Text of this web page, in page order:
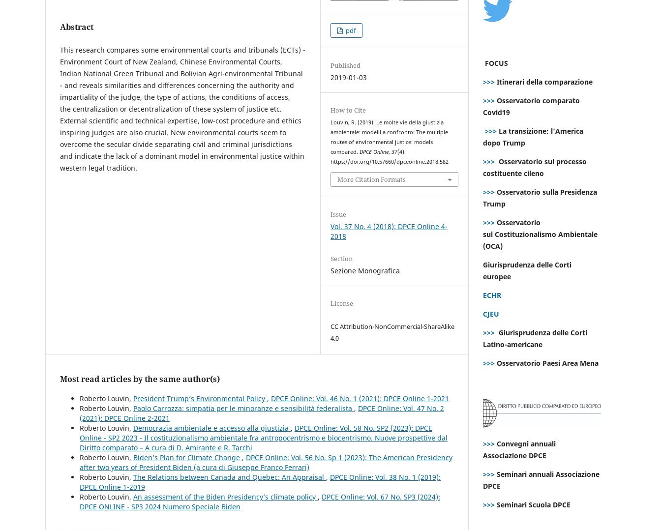
Abstract
This research compares some environmental courts and tribunals (ECTs) -
Environment Court of New Zealand, Chinese Environmental Courts,
Indian National Green Tribunal and Bolivian Agri-environmental Tribunal
- and reveals similarities and differences concerning the authority and
impartiality of the judge, the type of actions, the conditions of access,
the centralization or decentralization of these system of justice etc.
External scientific and technical expertise, low-cost procedure and ethics
inspiring judges are also crucial. New environmental courts seem to
overcome the secular divide separating civil and criminal jurisdictions
and indicate the lack of a dominant model in environmental justice within
western legal tradition.
pdf
Published
2019-01-03
How to Cite
Louvin, R. (2019). Le molte vie della giustizia
ambientale: modelli a confronto: The multiple
routes of environmental justice: models
compared.DPCE Online,37(4).
https://doi.org/10.57660/dpceonline.2018.582
More Citation Formats
Issue
Vol. 37 No. 4 (2018): DPCE Online 4-
2018
Section
Sezione Monografica
License
CC Attribution-NonCommercial-ShareAlike
4.0
Most read articles by the same author(s)
Roberto Louvin, President Trump’s Environmental Policy , DPCE Online: Vol. 46 No. 1 (2021): DPCE Online 1-2021
Roberto Louvin, Paolo Carrozza: simpatia per le minoranze e sensibilità federalista , DPCE Online: Vol. 47 No. 2
(2021): DPCE Online 2-2021
Roberto Louvin, Democrazia ambientale e accesso alla giustizia , DPCE Online: Vol. 58 No. SP2 (2023): DPCE
Online - SP2 2023 - Il costituzionalismo ambientale fra antropocentrismo e biocentrismo. Nuove prospettive dal
Diritto comparato – A cura di D. Amirante e R. Tarchi
Roberto Louvin, Biden’s Plan for Climate Change , DPCE Online: Vol. 56 No. Sp 1 (2023): The American Presidency
after two years of President Biden (a cura di Giuseppe Franco Ferrari)
Roberto Louvin, The Relations between Canada and Quebec: An Appraisal , DPCE Online: Vol. 38 No. 1 (2019):
DPCE Online 1-2019
Roberto Louvin, An assessment of the Biden Presidency’s climate policy , DPCE Online: Vol. 67 No. SP3 (2024):
DPCE ONLINE - SP3 2024 Numero Speciale Biden
FOCUS
>>> Itinerari della comparazione
>>> Osservatorio comparato
Covid19
>>> La transizione: l’America
dopo Trump
>>> Osservatorio sul processo
costituente cileno
>>> Osservatorio sulla Presidenza
Trump
>>> Osservatorio
sul Costituzionalismo Ambientale
(OCA)
Giurisprudenza delle Corti
europee
ECHR
CJEU
>>> Giurisprudenza delle Corti
Latino-americane
>>> Osservatorio Paesi Area Mena
>>> Convegni annuali
Associazione DPCE
>>> Seminari annuali Associazione
DPCE
>>> Seminari Scuola DPCE